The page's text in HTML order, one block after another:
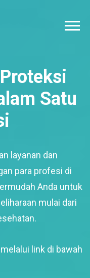
Satu
layanan dan
para profesi di
Anda untuk
mulai dari
link di bawah